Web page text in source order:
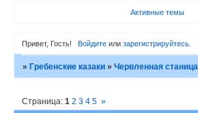
Активные темы
Привет, Гость! Войдитеили зарегистрируйтесь.
»Гребенские казаки »Червленная станица
Страница:1 2 3 4 5 »